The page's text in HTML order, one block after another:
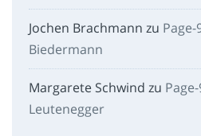
Jochen Brachmann zu
Biedermann
Margarete Schwind zu
Leutenegger